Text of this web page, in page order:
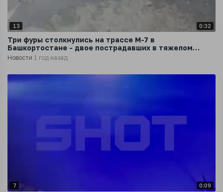
13 0:32
Три фуры столкнулись на трассе М-7 в
Башкортостане - двое пострадавших в тяжелом
состоянии
Новости 1 год назад
7 0:09